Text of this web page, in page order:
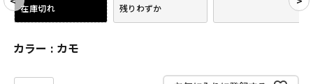
ACCOUNT MENU
meeting_room 会員登録
在庫切れ 残りわずか
カラー カモ